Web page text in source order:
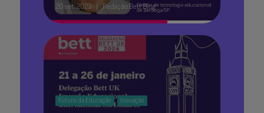
20 set. 2023 Redação Bett Blog
Futuro da Educação Inovação